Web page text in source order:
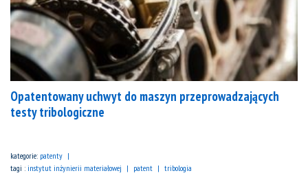
Opatentowany uchwyt do maszyn przeprowadzających
testy tribologiczne
kategorie: patenty
tagi : instytut inżynierii materiałowej patent tribologia